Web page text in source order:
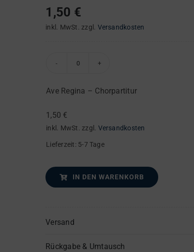
1,50 €
inkl. MwSt. zzgl. Versandkosten
Menge
Ave Regina – Chorpartitur
1,50 €
inkl. MwSt. zzgl. Versandkosten
Lieferzeit: 5-7 Tage
IN DEN WARENKORB
Versand
Rückgabe & Umtausch